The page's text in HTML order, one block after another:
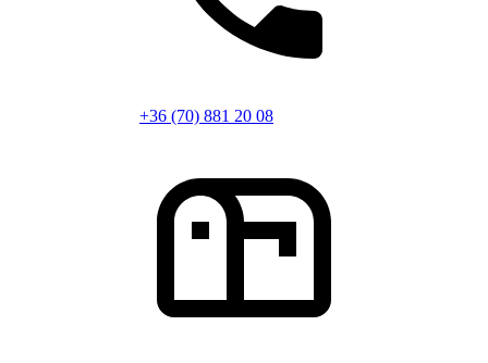
+36 (70) 881 20 08